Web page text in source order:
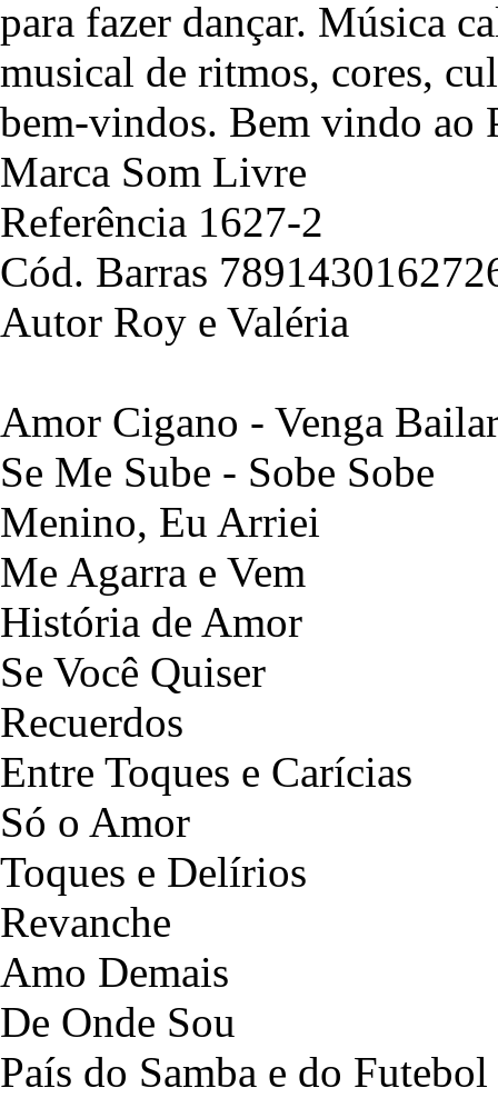
para fazer dançar. Música
musical de ritmos, cores,
bem-vindos. Bem vindo ao
Marca Som Livre
Referência 1627-2
Cód. Barras
Autor Roy e Valéria
Amor Cigano - Venga
Se Me Sube - Sobe Sobe
Menino, Eu Arriei
Me Agarra e Vem
História de Amor
Se Você Quiser
Recuerdos
Entre Toques e Carícias
Só o Amor
Toques e Delírios
Revanche
Amo Demais
De Onde Sou
País do Samba e do Futebol